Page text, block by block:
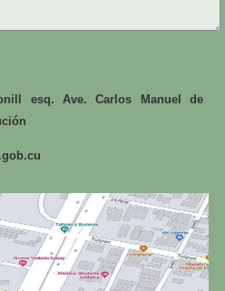
esq. Ave. Carlos Manuel de